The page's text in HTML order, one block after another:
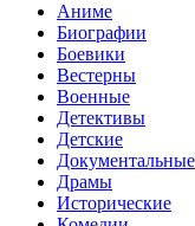
Аниме
Биографии
Боевики
Вестерны
Военные
Детективы
Детские
Документальные
Драмы
Исторические